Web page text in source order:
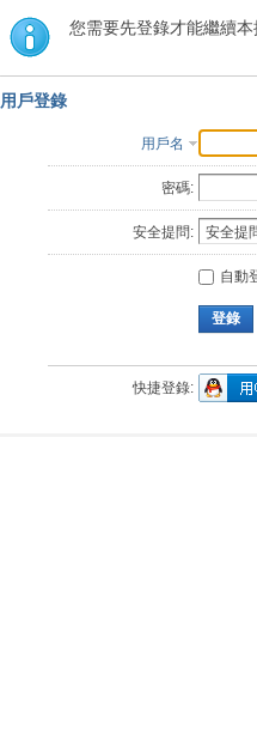
索
您需要先登錄才能繼續本
用戶登錄
用戶名
密碼:
安全提問:
自動
登錄
快捷登錄: